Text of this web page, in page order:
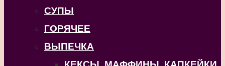
СУПЫ
ГОРЯЧЕЕ
ВЫПЕЧКА